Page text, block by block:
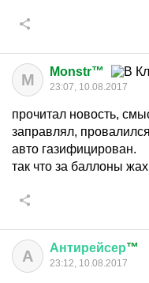
M Monstr™
23:07, 10.08.2017
прочитал новость,
заправлял,
авто газифицирован.
так что за баллоны
А Антирейсер™
23:12, 10.08.2017